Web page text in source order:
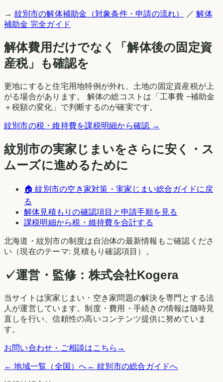
→ 紋別市の解体補助金（対象条件・申請の流れ） ／解体
補助金 完全ガイド
解体費用だけでなく「解体後の固定資
産税」も確認を
更地にすると住宅用地特例が外れ、土地の固定資産税が上
がる場合があります。 解体の総コストは「工事費 −補助金
＋税額の変化」で判断するのが確実です。
紋別市の税・維持費を課税明細から確認 →
紋別市の実家じまいをさらに安く・ス
ムーズに進めるために
🏠紋別市の空き家対策・実家じまい総合ガイドに戻
る
解体見積もりの確認項目と申請手順を見る
課税明細から税・維持費を合計する
北海道 ・ 紋別市の制度は自治体の最新情報もご確認くださ
い（現在のテーマ: 見積もり確認項目 ）。
✓運営・監修：株式会社Kogera
当サイトは実家じまい・空き家問題の解決を専門とする法
人が運営しています。制度・費用・手続きの情報は随時見
直しを行い、信頼性の高いコンテンツ提供に努めていま
す。
お問い合わせ・ご相談はこちら →
← 地域一覧（全国）へ ←紋別市の総合ガイドへ